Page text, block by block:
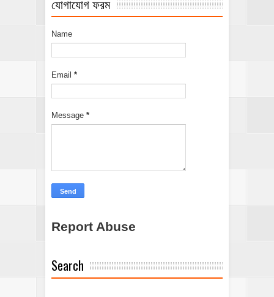
Name
Email *
Message *
Report Abuse
Search